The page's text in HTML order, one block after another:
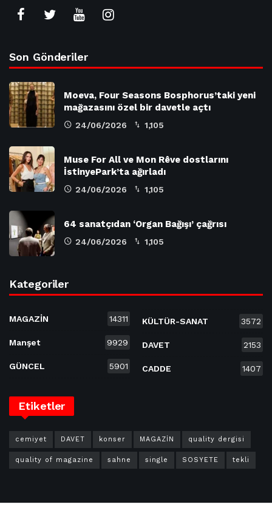
Son Gönderiler
Moeva, Four Seasons Bosphorus’taki yeni
mağazasını özel bir davetle açtı
24/06/2026 1,105
Muse For All ve Mon Rêve dostlarını
İstinyePark’ta ağırladı
24/06/2026 1,105
64 sanatçıdan ‘Organ Bağışı’ çağrısı
24/06/2026 1,105
Kategoriler
MAGAZİN 14311
Manşet 9929
GÜNCEL 5901
KÜLTÜR-SANAT 3572
DAVET 2153
CADDE 1407
Etiketler
cemiyet DAVET konser MAGAZİN quality dergisi
quality of magazine sahne single SOSYETE tekli